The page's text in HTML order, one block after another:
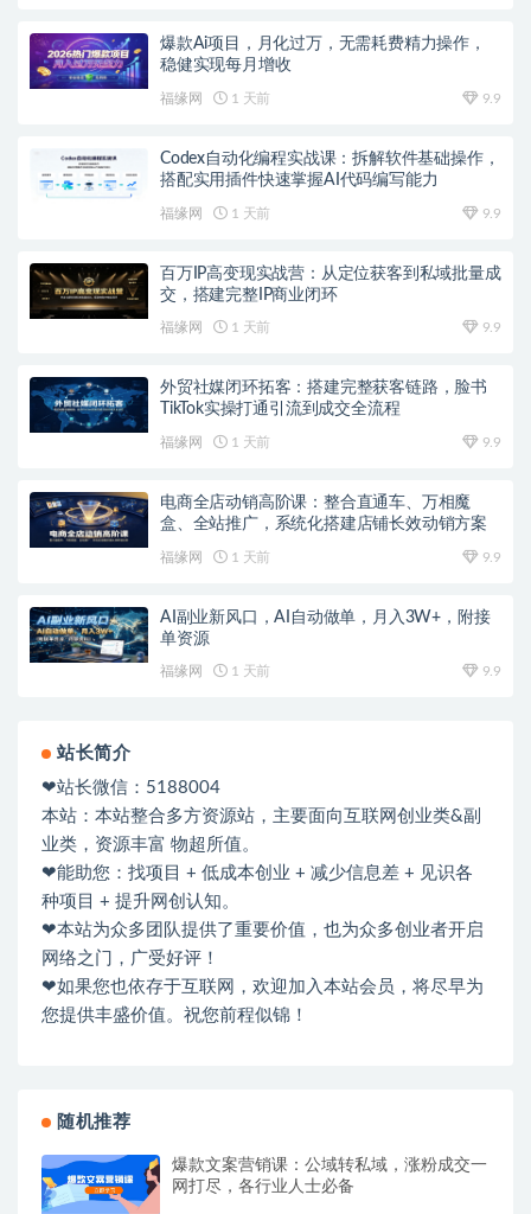
爆款Ai项目，月化过万，无需耗费精力操作，
稳健实现每月增收
福缘网 1 天前 9.9
Codex自动化编程实战课：拆解软件基础操作，
搭配实用插件快速掌握AI代码编写能力
福缘网 1 天前 9.9
百万IP高变现实战营：从定位获客到私域批量成
交，搭建完整IP商业闭环
福缘网 1 天前 9.9
外贸社媒闭环拓客：搭建完整获客链路，脸书
TikTok实操打通引流到成交全流程
福缘网 1 天前 9.9
电商全店动销高阶课：整合直通车、万相魔
盒、全站推广，系统化搭建店铺长效动销方案
福缘网 1 天前 9.9
AI副业新风口，AI自动做单，月入3W+，附接
单资源
福缘网 1 天前 9.9
站长简介
❤站长微信：5188004
本站：本站整合多方资源站，主要面向互联网创业类&副
业类，资源丰富 物超所值。
❤能助您：找项目 + 低成本创业 + 减少信息差 + 见识各
种项目 + 提升网创认知。
❤本站为众多团队提供了重要价值，也为众多创业者开启
网络之门，广受好评！
❤如果您也依存于互联网，欢迎加入本站会员，将尽早为
您提供丰盛价值。祝您前程似锦！
随机推荐
爆款文案营销课：公域转私域，涨粉成交一
网打尽，各行业人士必备